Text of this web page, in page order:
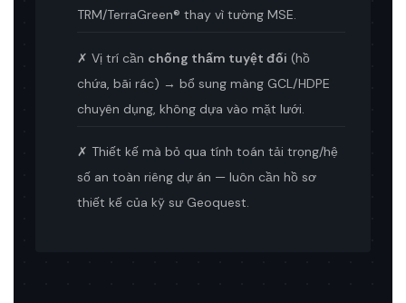
TRM/TerraGreen® thay vì tường MSE.
✗ Vị trí cần chống thấm tuyệt đối (hồ
chứa, bãi rác) → bổ sung màng GCL/HDPE
chuyên dụng, không dựa vào mặt lưới.
✗ Thiết kế mà bỏ qua tính toán tải trọng/hệ
số an toàn riêng dự án — luôn cần hồ sơ
thiết kế của kỹ sư Geoquest.